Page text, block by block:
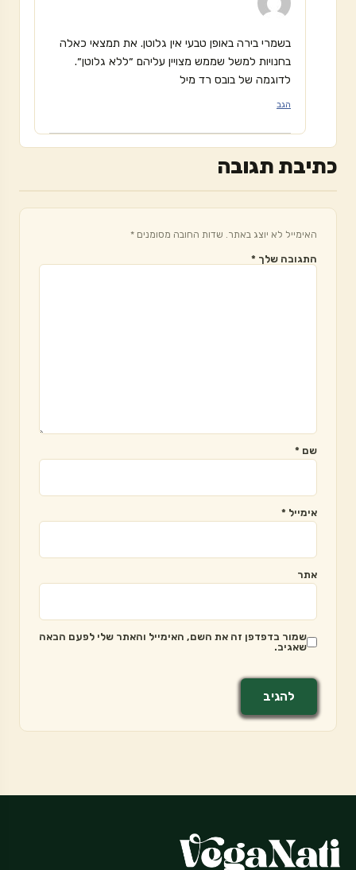
בשמרי בירה באופן טבעי אין גלוטן. את תמצאי כאלה
בחנויות למשל שממש מצויין עליהם ״ללא גלוטן״.
לדוגמה של בובס רד מיל
הגב
כתיבת תגובה
האימייל לא יוצג באתר. שדות החובה מסומנים *
התגובה שלך *
שם *
אימייל *
אתר
שמור בדפדפן זה את השם, האימייל והאתר שלי לפעם הבאה
שאגיב.